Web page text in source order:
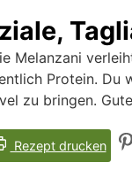
Melanzani
Protein.
zu bringen.
Rezept drucken